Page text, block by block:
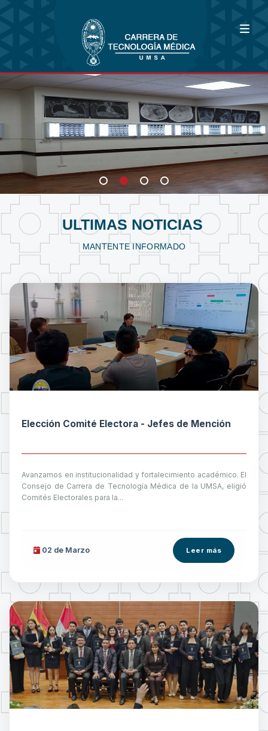
Bioimagenología
Fisioterapia y Kinesiología
Laboratorio Clínico
ULTIMAS NOTICIAS
MANTENTE INFORMADO
Elección Comité Electora - Jefes de Mención
Avanzamos en institucionalidad y fortalecimiento académico. El
Consejo de Carrera de Tecnología Médica de la UMSA, eligió
Comités Electorales para la...
02 de Marzo Leer más